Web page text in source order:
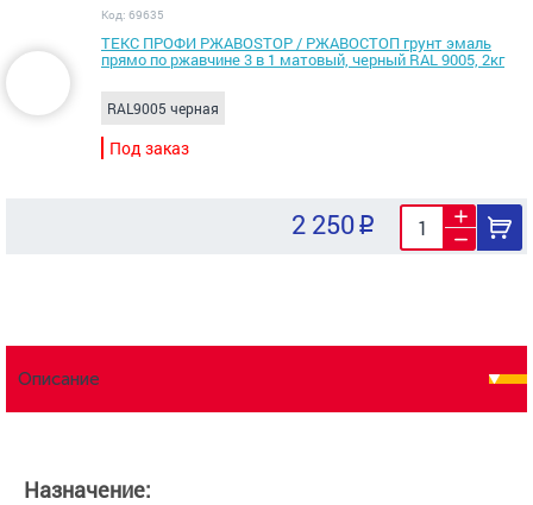
Код: 69635
ТЕКС ПРОФИ РЖАВОSTOP / РЖАВОСТОП грунт эмаль
прямо по ржавчине 3 в 1 матовый, черный RAL 9005, 2кг
RAL9005 черная
Под заказ
2 250
Описание
Назначение: